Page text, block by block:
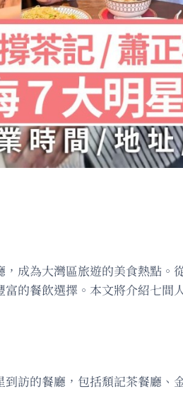
成為大灣區旅遊的美食熱點
的餐飲選擇。本文將介紹七間
訪的餐廳，包括頹記茶餐廳、